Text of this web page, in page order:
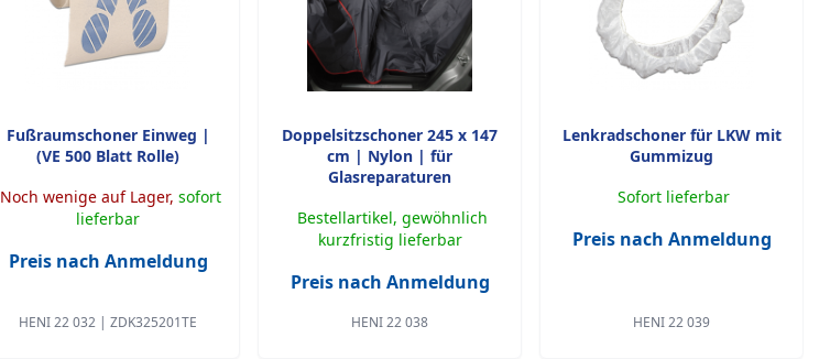
Fußraumschoner Einweg |
(VE 500 Blatt Rolle)
Noch wenige auf Lager, sofort
lieferbar
Preis nach Anmeldung
HENI 22 032 | ZDK325201TE
Doppelsitzschoner 245 x 147
cm | Nylon | für
Glasreparaturen
Bestellartikel, gewöhnlich
kurzfristig lieferbar
Preis nach Anmeldung
HENI 22 038
Lenkradschoner für LKW mit
Gummizug
Sofort lieferbar
Preis nach Anmeldung
HENI 22 039